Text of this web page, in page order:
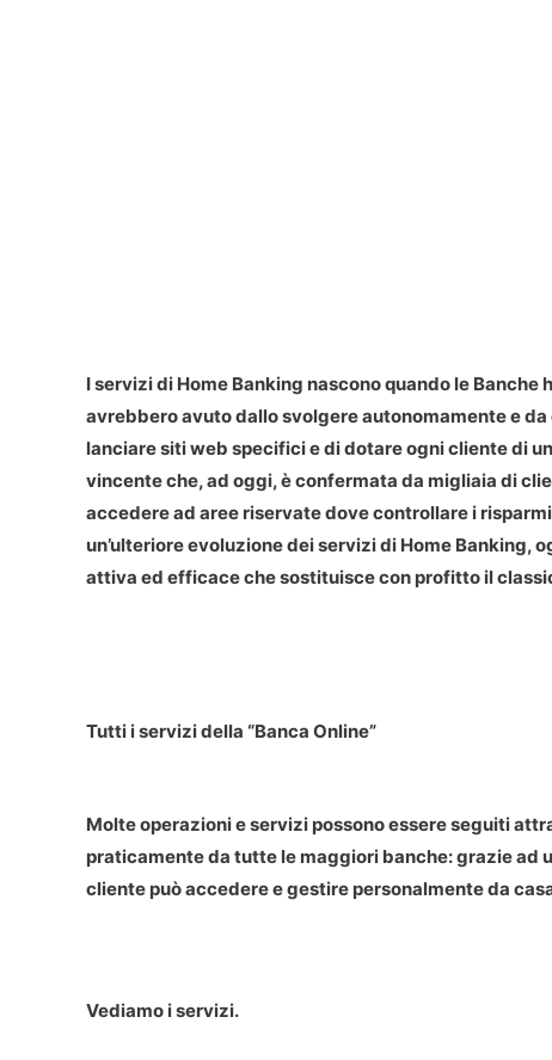
I servizi di Home Banking nascono quando le
avrebbero avuto dallo svolgere autonomamente e
lanciare siti web specifici e di dotare ogni cliente di
vincente che, ad oggi, è confermata da migliaia di
accedere ad aree riservate dove controllare i
un’ulteriore evoluzione dei servizi di Home Banking,
attiva ed efficace che sostituisce con profitto il
Tutti i servizi della “Banca Online”
Molte operazioni e servizi possono essere seguiti
praticamente da tutte le maggiori banche: grazie ad
cliente può accedere e gestire personalmente da
Vediamo i servizi.